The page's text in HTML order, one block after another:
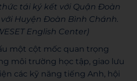
tái ký kết với Quận Đoàn
Huyện Đoàn Bình Chánh.
English Center)
một cột mốc quan trọng
môi trường học tập, giao lưu
các kỹ năng tiếng Anh, hội